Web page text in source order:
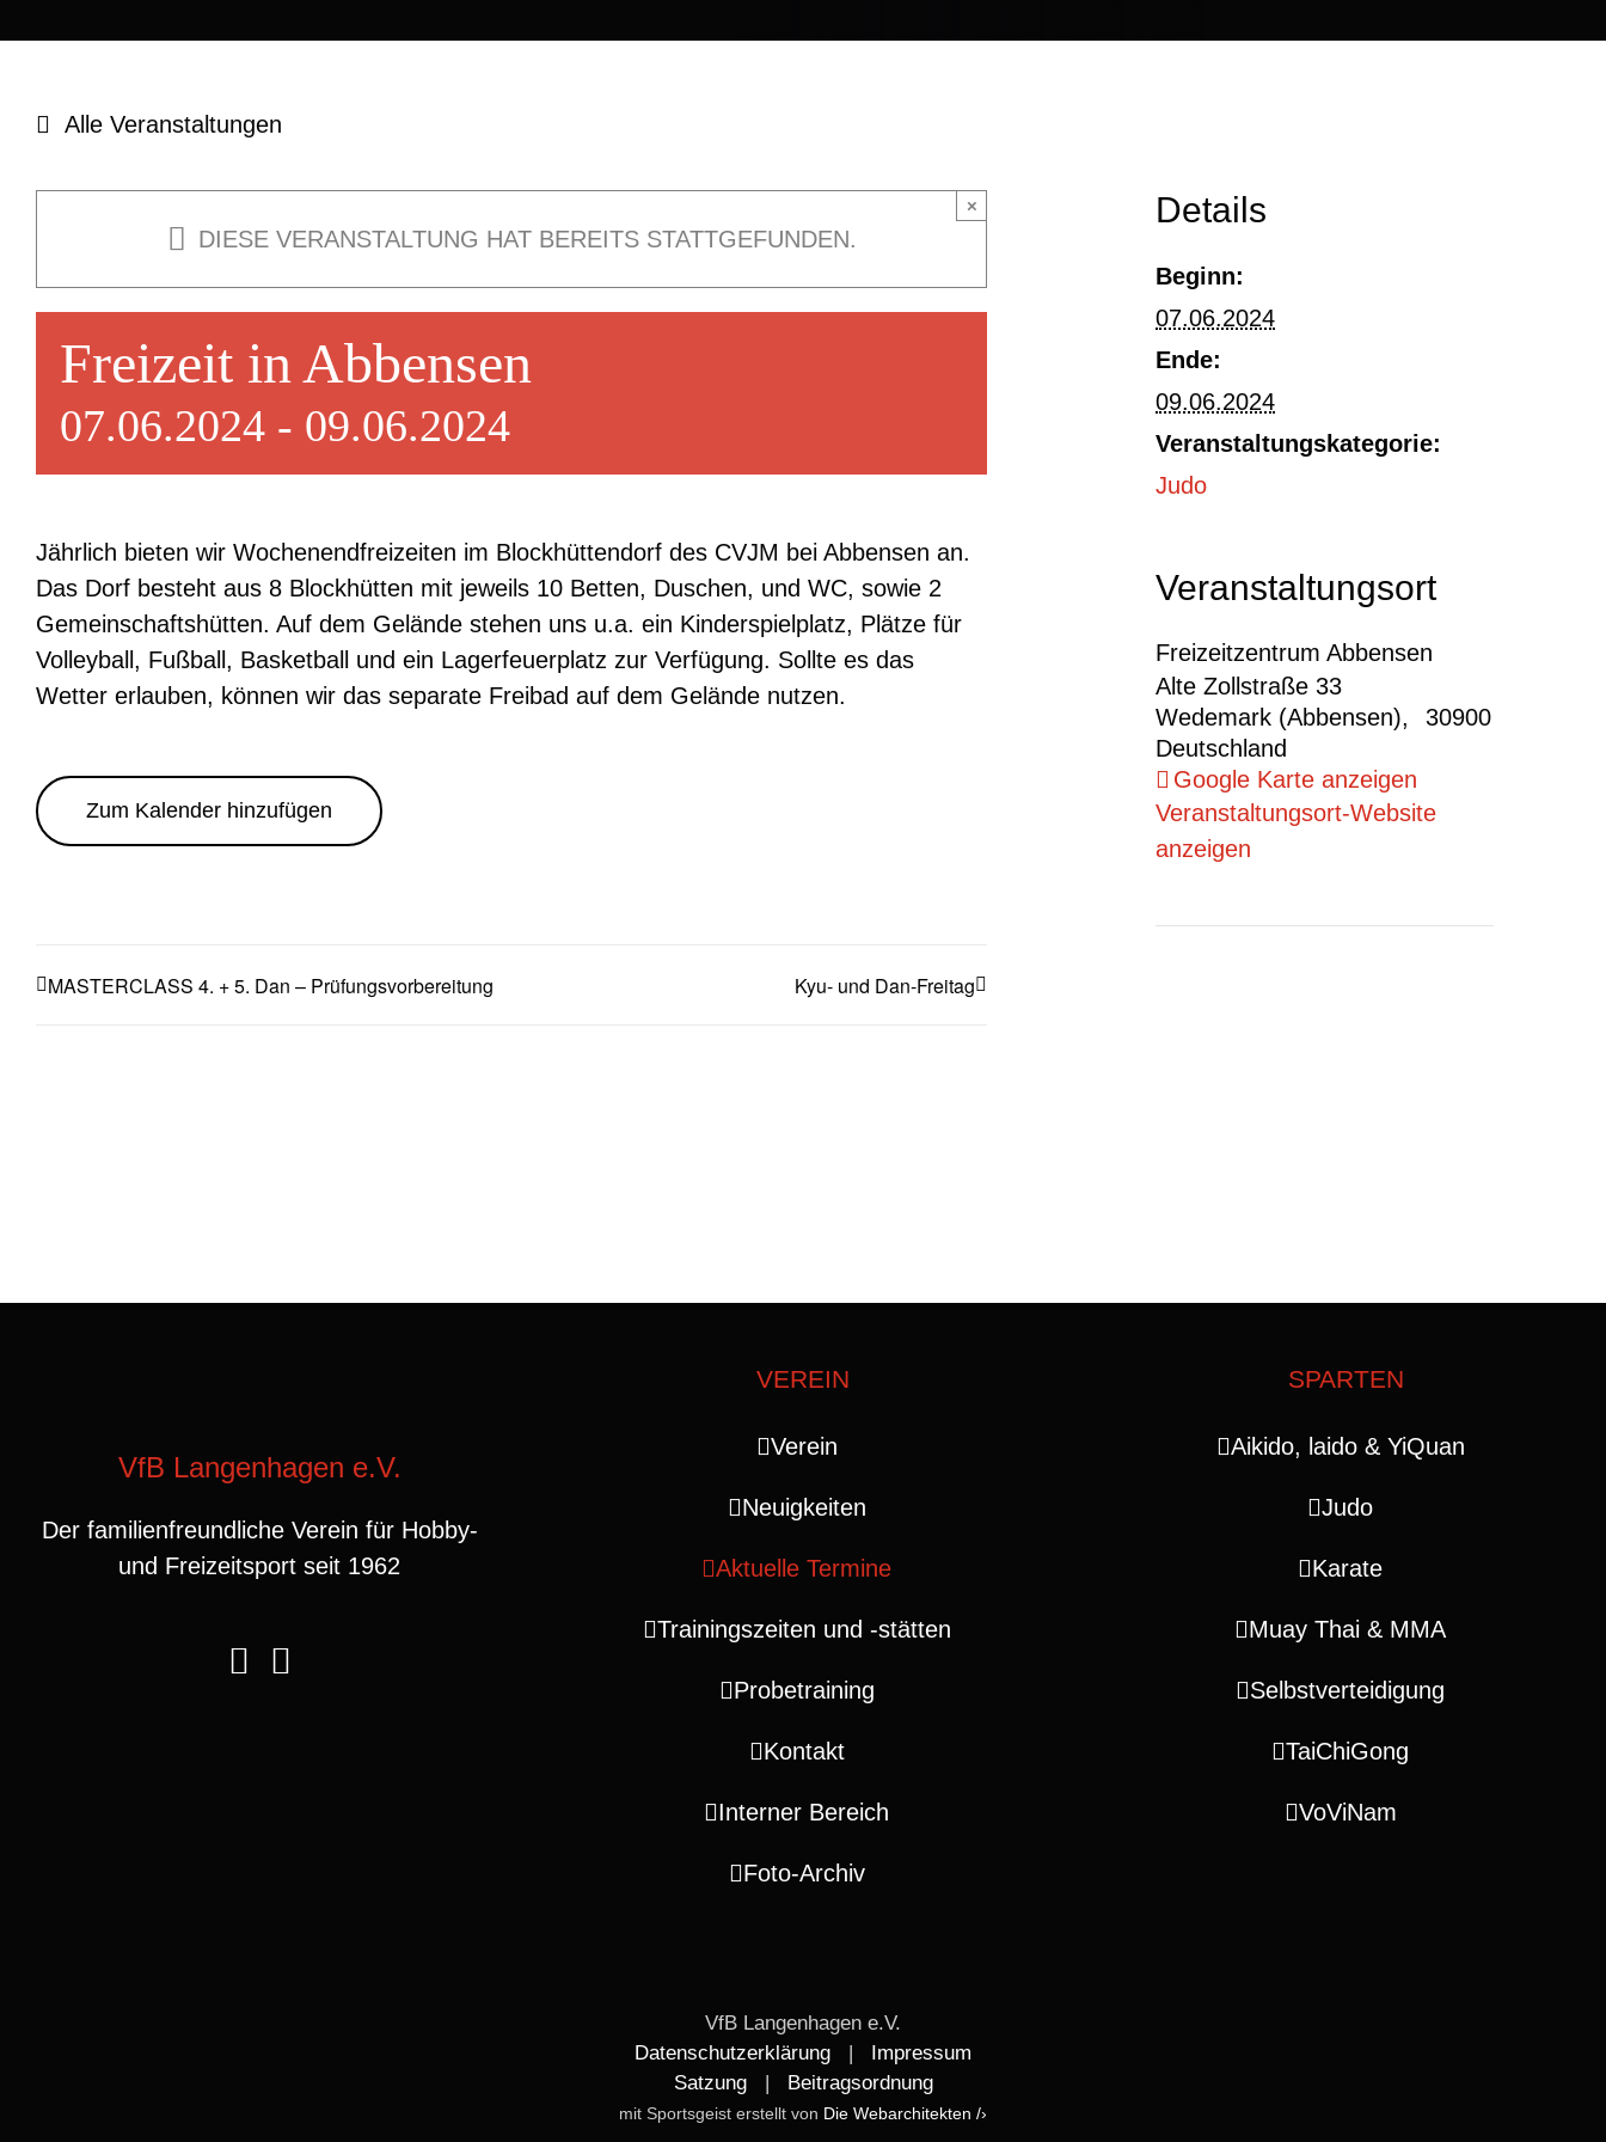
Alle Veranstaltungen
DIESE VERANSTALTUNG HAT BEREITS STATTGEFUNDEN.
×
Freizeit in Abbensen
07.06.2024 - 09.06.2024
Jährlich bieten wir Wochenendfreizeiten im Blockhüttendorf des CVJM bei Abbensen an.
Das Dorf besteht aus 8 Blockhütten mit jeweils 10 Betten, Duschen, und WC, sowie 2
Gemeinschaftshütten. Auf dem Gelände stehen uns u.a. ein Kinderspielplatz, Plätze für
Volleyball, Fußball, Basketball und ein Lagerfeuerplatz zur Verfügung. Sollte es das
Wetter erlauben, können wir das separate Freibad auf dem Gelände nutzen.
Zum Kalender hinzufügen
MASTERCLASS 4. + 5. Dan – Prüfungsvorbereitung Kyu- und Dan-Freitag
Details
Beginn:
07.06.2024
Ende:
09.06.2024
Veranstaltungskategorie:
Judo
Veranstaltungsort
Freizeitzentrum Abbensen
Alte Zollstraße 33
Wedemark (Abbensen),
30900
Deutschland
Google Karte anzeigen
Veranstaltungsort-Website
anzeigen
VfB Langenhagen e.V.
Der familienfreundliche Verein für Hobby-
und Freizeitsport seit 1962
VEREIN
Verein
Neuigkeiten
Aktuelle Termine
Trainingszeiten und ‑stätten
Probetraining
Kontakt
Interner Bereich
Foto-Archiv
SPARTEN
Aikido, laido & YiQuan
Judo
Karate
Muay Thai & MMA
Selbstverteidigung
TaiChiGong
VoViNam
VfB Langenhagen e.V.
Datenschutzerklärung | Impressum
Satzung| Beitragsordnung
mit Sportsgeist erstellt von Die Webarchitekten /›